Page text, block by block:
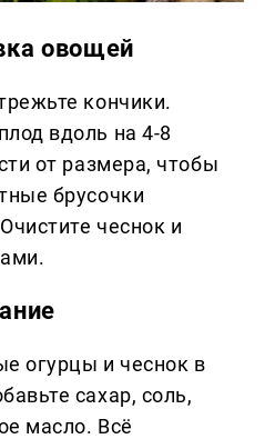
овощей
кончики.
вдоль на 4-8
от размера, чтобы
брусочки
чеснок и
огурцы и чеснок в
сахар, соль,
масло. Всё